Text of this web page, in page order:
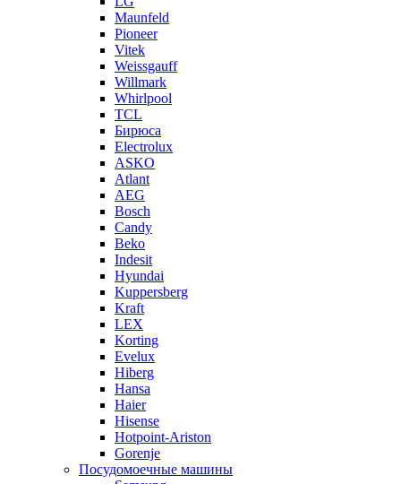
Maunfeld
Pioneer
Vitek
Weissgauff
Willmark
Whirlpool
TCL
Бирюса
Electrolux
ASKO
Atlant
AEG
Bosch
Candy
Beko
Indesit
Hyundai
Kuppersberg
Kraft
LEX
Korting
Evelux
Hiberg
Hansa
Haier
Hisense
Hotpoint-Ariston
Gorenje
Посудомоечные машины